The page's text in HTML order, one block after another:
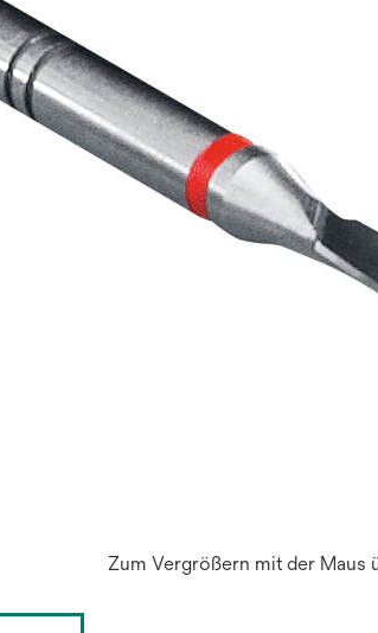
Zum Vergrößern mit der Maus